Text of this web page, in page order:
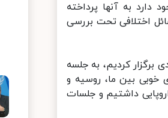
به آنها پرداخته
اختلافی تحت بررسی
کردیم، به جلسه
بین ما، روسیه و
داشتیم و جلسات